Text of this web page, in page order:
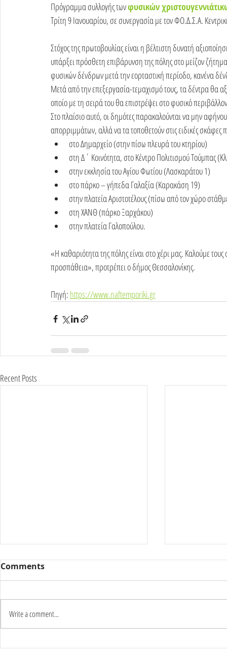
Πρόγραμμα συλλογής των φυσικών
Τρίτη 9 Ιανουαρίου, σε συνεργασία με τον ΦΟ.Δ.Σ.Α.
Στόχος της πρωτοβουλίας είναι η βέλτιστη δυνατή
υπάρξει πρόσθετη επιβάρυνση της πόλης στο μείζον
φυσικών δένδρων μετά την εορταστική περίοδο, κανένα
Μετά από την επεξεργασία-τεμαχισμό τους, τα δέντρα θα
οποίο με τη σειρά του θα επιστρέψει στο φυσικό
Στο πλαίσιο αυτό, οι δημότες παρακαλούνται να μην
απορριμμάτων, αλλά να τα τοποθετούν στις ειδικές σκάφες
στο Δημαρχείο (στην πίσω πλευρά του κτηρίου)
στη Δ΄ Κοινότητα, στο Κέντρο Πολιτισμού Τούμπας
στην εκκλησία του Αγίου Φωτίου (Λασκαράτου 1)
στο πάρκο – γήπεδα Γαλαξία (Καρακάση 19)
στην πλατεία Αριστοτέλους (πίσω από τον χώρο
στη ΧΑΝΘ (πάρκο Ξαρχάκου)
στην πλατεία Γαλοπούλου.
«Η καθαριότητα της πόλης είναι στο χέρι μας. Καλούμε
προσπάθεια», προτρέπει ο δήμος Θεσσαλονίκης.
Πηγή: https://www.naftemporiki.gr
Recent Posts
Καύσωνας δύο ημερών:
Γιατί οι
Comments
Write a comment...